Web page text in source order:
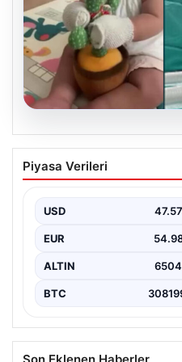
Domates
9 aylık bebeğin
Piyasa Verileri
USD 47.57
EUR
ALTIN
BTC
Son Eklenen Haberler